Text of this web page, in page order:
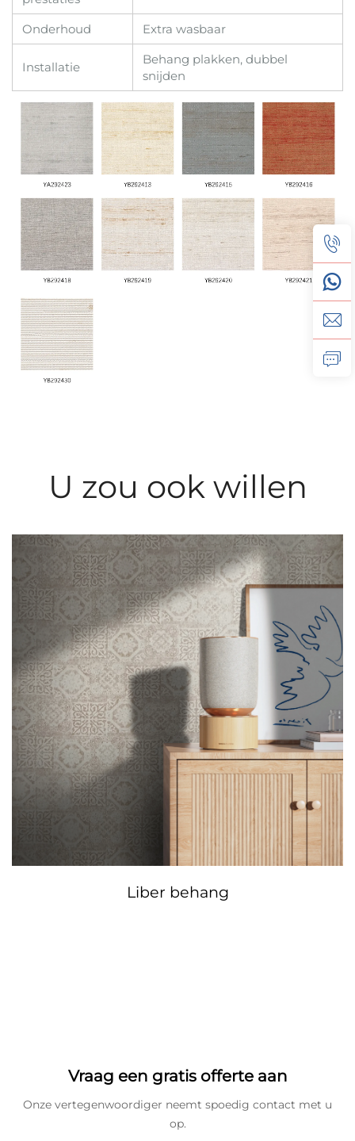
Onderhoud
Extra wasbaar
Installatie
Behang plakken, dubbel
snijden
U zou ook willen
Liber behang
Vraag een gratis offerte aan
Onze vertegenwoordiger neemt spoedig contact met u
op.